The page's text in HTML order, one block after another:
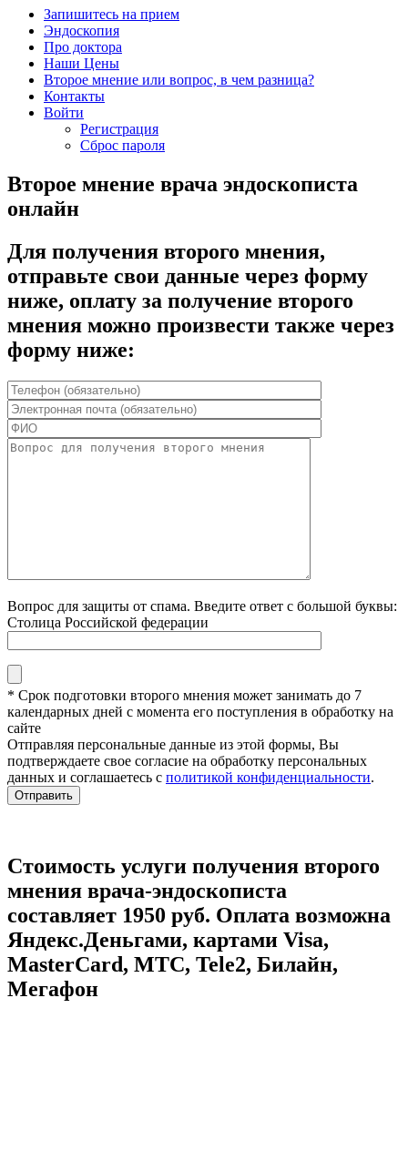
Запишитесь на прием
Эндоскопия
Про доктора
Наши Цены
Второе мнение или вопрос, в чем разница?
Контакты
Войти
Регистрация
Сброс пароля
Второе мнение врача эндоскописта
онлайн
Для получения второго мнения,
отправьте свои данные через форму
ниже, оплату за получение второго
мнения можно произвести также через
форму ниже:
Вопрос для защиты от спама. Введите ответ с большой буквы:
Столица Российской федерации
* Срок подготовки второго мнения может занимать до 7
календарных дней с момента его поступления в обработку на
сайте
Отправляя персональные данные из этой формы, Вы
подтверждаете свое согласие на обработку персональных
данных и соглашаетесь с политикой конфиденциальности.
Стоимость услуги получения второго
мнения врача-эндоскописта
составляет 1950 руб. Оплата возможна
Яндекс.Деньгами, картами Visa,
MasterCard, МТС, Tele2, Билайн,
Мегафон